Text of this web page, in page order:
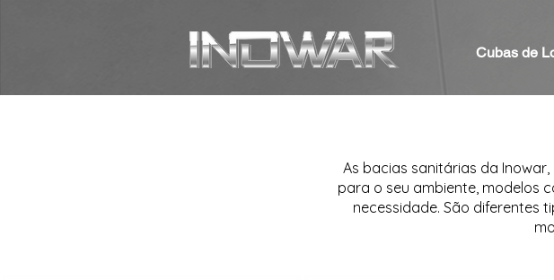
Cubas de
As bacias sanitárias da
para o seu ambiente, modelos
necessidade. São diferentes